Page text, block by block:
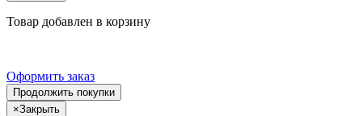
Товар добавлен в корзину
Оформить заказ
Продолжить покупки
×Закрыть